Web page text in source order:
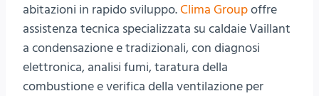
abitazioni in rapido sviluppo.Clima Groupoffre
assistenza tecnica specializzata su caldaie Vaillant
a condensazione e tradizionali, con diagnosi
elettronica, analisi fumi, taratura della
combustione e verifica della ventilazione per